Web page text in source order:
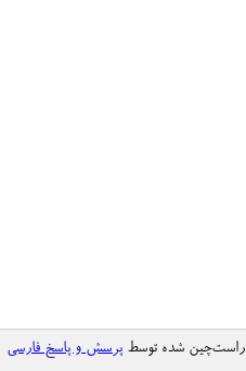
راست‌چین شده توسط پرسش و پاسخ فارسی